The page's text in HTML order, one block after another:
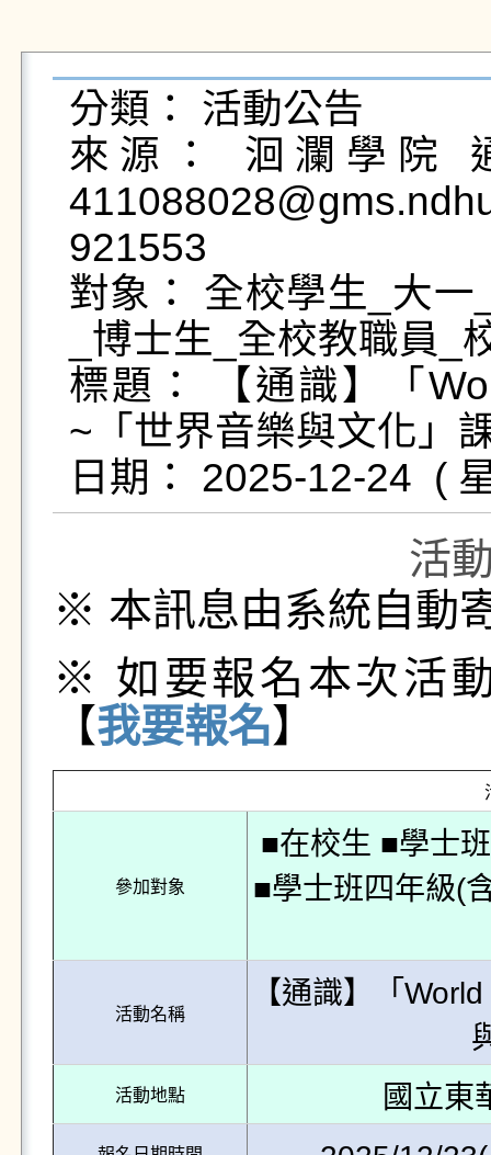
分類： 活動公告
來源： 洄瀾學院
921553
對象： 全校學生_大
_博士生_全校教職員_
標題： 【通識】「
~「世界音樂與文化」
活
※ 本訊息由系統自動
※ 如要報名本次活
【我要報名】
參加對象
■在校生 ■學士
■學士班四年級(
活動名稱
【通識】「
活動地點 國立東